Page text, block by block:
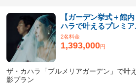
【ガーデン挙式＋館
ハラで叶えるプレミ
2名料金
1,393,000円
ザ・カハラ「プルメリアガーデン」で叶
影プラン